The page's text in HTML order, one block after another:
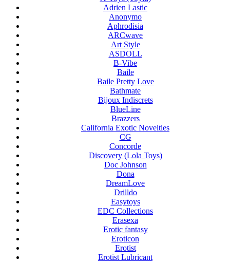
Adrien Lastic
Anonymo
Aphrodisia
ARCwave
Art Style
ASDOLL
B-Vibe
Baile
Baile Pretty Love
Bathmate
Bijoux Indiscrets
BlueLine
Brazzers
California Exotic Novelties
CG
Concorde
Discovery (Lola Toys)
Doc Johnson
Dona
DreamLove
Drilldo
Easytoys
EDC Collections
Erasexa
Erotic fantasy
Eroticon
Erotist
Erotist Lubricant